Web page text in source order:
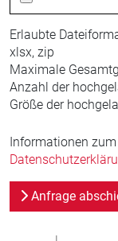
Erlaubte
xlsx, zip
Maximale
Anzahl der
Größe der
Informationen
Anfrage